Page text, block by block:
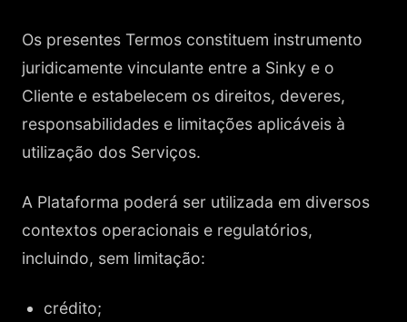
Os presentes Termos constituem instrumento
juridicamente vinculante entre a Sinky e o
Cliente e estabelecem os direitos, deveres,
responsabilidades e limitações aplicáveis à
utilização dos Serviços.
A Plataforma poderá ser utilizada em diversos
contextos operacionais e regulatórios,
incluindo, sem limitação:
crédito;